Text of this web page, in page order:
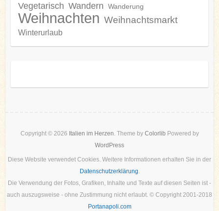
Vegetarisch Wandern Wanderung
Weihnachten Weihnachtsmarkt
Winterurlaub
Copyright © 2026 Italien im Herzen. Theme by Colorlib Powered by
WordPress
Diese Website verwendet Cookies. Weitere Informationen erhalten Sie in der
Datenschutzerklärung.
Die Verwendung der Fotos, Grafiken, Inhalte und Texte auf diesen Seiten ist -
auch auszugsweise - ohne Zustimmung nicht erlaubt. © Copyright 2001-2018
Portanapoli.com